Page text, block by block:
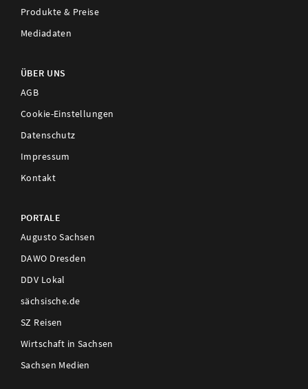
Produkte & Preise
Mediadaten
ÜBER UNS
AGB
Cookie-Einstellungen
Datenschutz
Impressum
Kontakt
PORTALE
Augusto Sachsen
DAWO Dresden
DDV Lokal
sächsische.de
SZ Reisen
Wirtschaft in Sachsen
Sachsen Medien